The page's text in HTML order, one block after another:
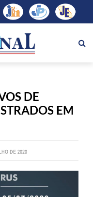
DE
EM
DE 2020